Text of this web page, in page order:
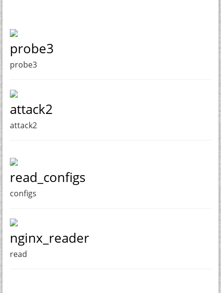
probe3
probe3
attack2
attack2
read_configs
configs
nginx_reader
read